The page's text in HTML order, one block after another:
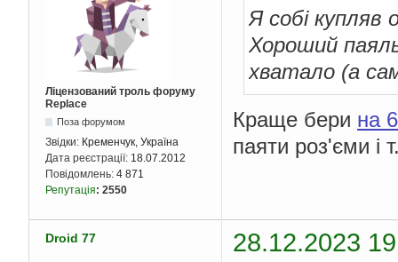
Ліцензований троль форуму
Replace
Поза форумом
Звідки: Кременчук, Україна
Дата реєстрації: 18.07.2012
Повідомлень: 4 871
Репутація: 2550
Я собі купляв
Хороший
хватало (а
Краще бери на
паяти роз'єми і
Droid 77
28.12.2023